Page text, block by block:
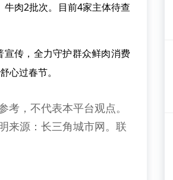
肉2批次。目前4家主体待查
宣传，全力守护群众鲜肉消费
心过春节。
，不代表本平台观点。
来源：长三角城市网。联